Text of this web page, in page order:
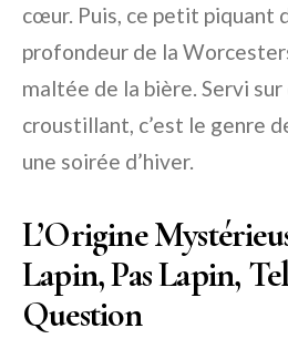
cœur. Puis, ce petit piquant
profondeur de la
maltée de la bière. Servi
croustillant, c’est le genre
une soirée d’hiver.
L’Origine
Lapin, Pas Lapin,
Question